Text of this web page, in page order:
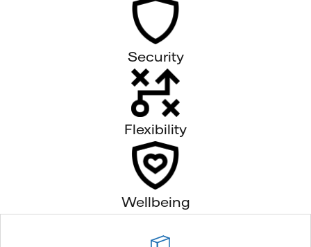
Security
Flexibility
Wellbeing